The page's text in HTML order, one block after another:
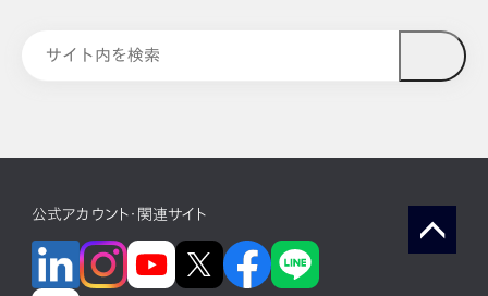
公式アカウント・関連サイト